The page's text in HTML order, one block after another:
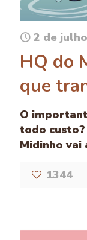
2 de
HQ do
que
O
todo
Midinho vai
1344